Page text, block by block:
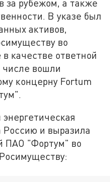
за рубежом, а также
В указе был
активов,
во
качестве ответной
вошли
концерну Fortum
Россию и выразила
ПАО "Фортум" во